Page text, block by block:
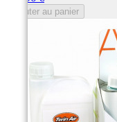
Ajouter au panier